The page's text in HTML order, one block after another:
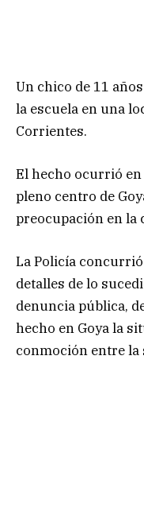
Un chico de 11
la escuela en una
Corrientes.
El hecho ocurrió
pleno centro de
preocupación en la
La Policía
detalles de lo
denuncia pública,
hecho en Goya la
conmoción entre la